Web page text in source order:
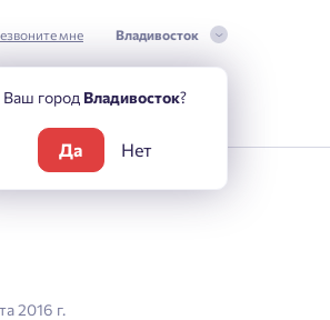
мне Владивосток
2016 г.
Ваш город Владивосток?
Да Нет